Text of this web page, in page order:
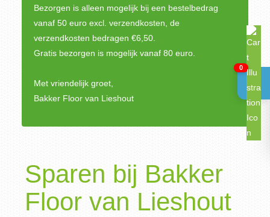
Sparen bij Bakker
Floor van Lieshout
Bezorgen is alleen mogelijk bij een bestelbedrag
vanaf 50 euro excl. verzendkosten, de
verzendkosten bedragen €6,50.
Gratis bezorgen is mogelijk vanaf 80 euro.
Met vriendelijk groet,
Bakker Floor van Lieshout
0